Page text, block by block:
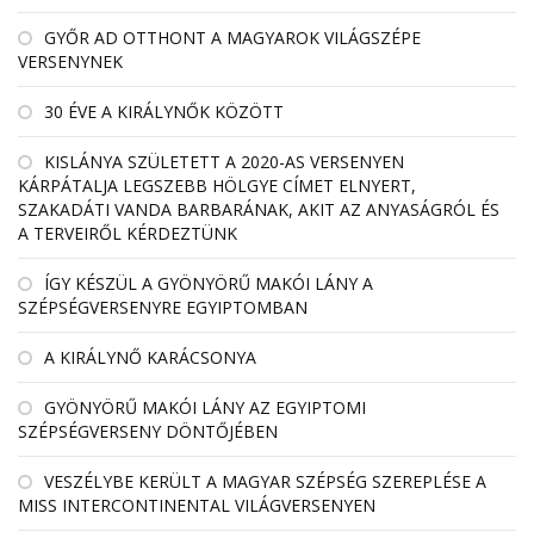
GYŐR AD OTTHONT A MAGYAROK VILÁGSZÉPE
VERSENYNEK
30 ÉVE A KIRÁLYNŐK KÖZÖTT
KISLÁNYA SZÜLETETT A 2020-AS VERSENYEN
KÁRPÁTALJA LEGSZEBB HÖLGYE CÍMET ELNYERT,
SZAKADÁTI VANDA BARBARÁNAK, AKIT AZ ANYASÁGRÓL ÉS
A TERVEIRŐL KÉRDEZTÜNK
ÍGY KÉSZÜL A GYÖNYÖRŰ MAKÓI LÁNY A
SZÉPSÉGVERSENYRE EGYIPTOMBAN
A KIRÁLYNŐ KARÁCSONYA
GYÖNYÖRŰ MAKÓI LÁNY AZ EGYIPTOMI
SZÉPSÉGVERSENY DÖNTŐJÉBEN
VESZÉLYBE KERÜLT A MAGYAR SZÉPSÉG SZEREPLÉSE A
MISS INTERCONTINENTAL VILÁGVERSENYEN